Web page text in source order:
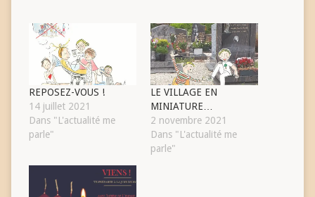
REPOSEZ-VOUS !
14 juillet 2021
Dans "L'actualité me
parle"
LE VILLAGE EN
MINIATURE…
2 novembre 2021
Dans "L'actualité me
parle"